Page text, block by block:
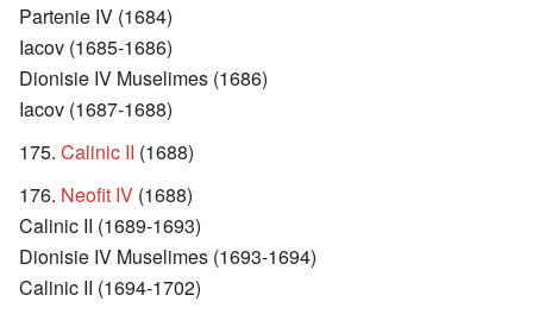
Partenie IV (1684)
Iacov (1685-1686)
Dionisie IV Muselimes (1686)
Iacov (1687-1688)
Calinic II (1688)
Neofit IV (1688)
Calinic II (1689-1693)
Dionisie IV Muselimes (1693-1694)
Calinic II (1694-1702)